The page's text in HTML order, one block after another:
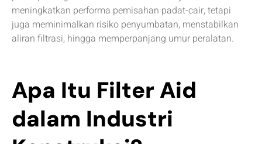
meningkatkan performa pemisahan padat-cair, tetapi
juga meminimalkan risiko penyumbatan, menstabilkan
aliran filtrasi, hingga memperpanjang umur peralatan.
Apa Itu Filter Aid
dalam Industri